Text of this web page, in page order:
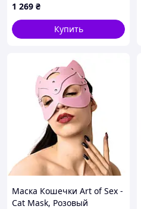
1 269 ₴
Купить
Маска Кошечки Art of Sex -
Cat Mask, Розовый